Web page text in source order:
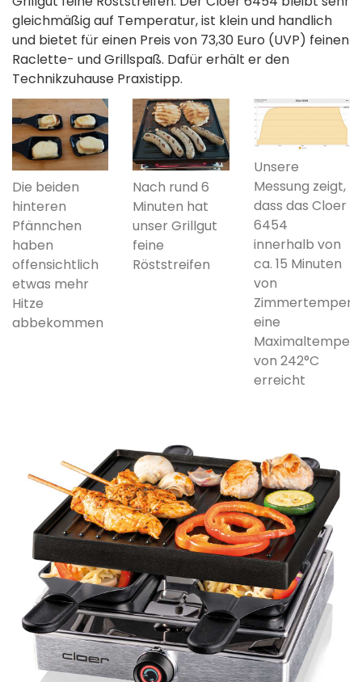
gleichmäßig auf Temperatur, ist klein und handlich
und bietet für einen Preis von 73,30 Euro (UVP) feinen
Raclette- und Grillspaß. Dafür erhält er den
Technikzuhause Praxistipp.
Die beiden
hinteren
Pfännchen
haben
offensichtlich
etwas mehr
Hitze
abbekommen
Nach rund 6
Minuten hat
unser Grillgut
feine
Röststreifen
Unsere
Messung zeigt,
dass das Cloer
6454
innerhalb von
ca. 15 Minuten
von
eine
von 242°C
erreicht